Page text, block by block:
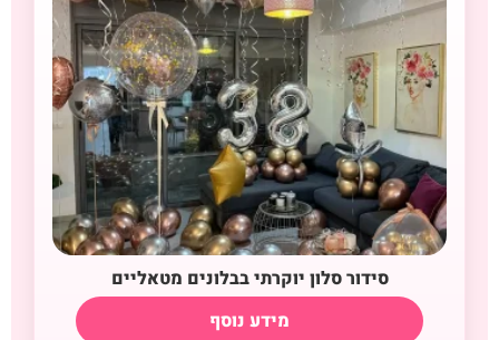
סידור סלון יוקרתי בבלונים מטאליים
מידע נוסף